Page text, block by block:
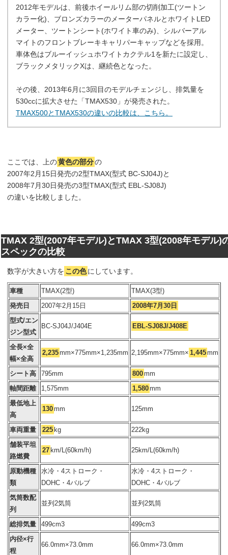
2012年モデルは、前後ホイールリム部の切削加工(ツートン
カラー化)、ブロンズカラーのメーターパネルとホワイトLED
メーター、ツートンシート(ホワイト車のみ)、シルバーアル
マイトのフロントブレーキキャリパーキャップなどを採用。
車体色はブルーイッシュホワイトカクテル1を新たに設定し、
ブラックメタリックXは、継続色となった。
その後、2013年6月に3回目のモデルチェンジし、排気量を
530ccに拡大させた「TMAX530」が発売された。
TMAX500とTMAX530の違いの比較は、こちら。
ここでは、上の黄色の部分の
2007年2月15日発売の2型TMAX(型式 BC-SJ04J)と
2008年7月30日発売の3型TMAX(型式 EBL-SJ08J)
の違いを比較しました。
TMAX 2型(2007年モデル)とTMAX 3型(2008年モデル)
スペックの比較
数字が大きい方を この色にしています。
車種 TMAX(2型)
TMAX(3型)
発売日
2007年2月15日
2008年7月30日
型式/エン
ジン型式
BC-SJ04J/J404E EBL-SJ08J/J408E
全長×全
幅×全高
2,235mm×775mm×1,235mm 2,195mm×775mm× 1,445mm
シート高 795mm 800mm
軸間距離
1,575mm 1,580mm
最低地上
高
130mm 125mm
車両重量 225 kg
222kg
舗装平坦
路燃費
27 km/L(60km/h) 25km/L(60km/h)
原動機種
類
水冷・4ストローク・
DOHC・4バルブ
水冷・4ストローク・
DOHC・4バルブ
気筒数配
列
並列2気筒 並列2気筒
総排気量 499cm3
499cm3
内径×行
程
66.0mm×73.0mm 66.0mm×73.0mm